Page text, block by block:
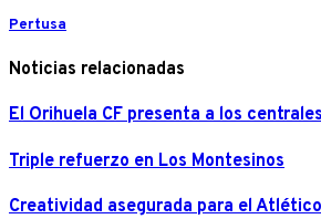
Pertusa
Noticias relacionadas
El Orihuela CF presenta a los
Triple refuerzo en Los Montesinos
Creatividad asegurada para el